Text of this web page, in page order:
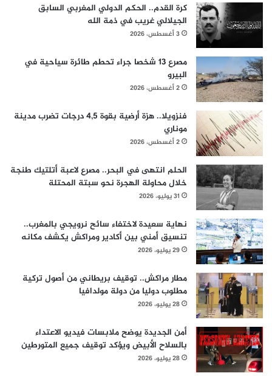
كرة القدم.. الحكم الدولي المغربي السابق
الجيلالي غريب في ذمة الله
3 أغسطس، 2026
مصرع 13 شخصا جراء تحطم طائرة سياحية في
البيرو
2 أغسطس، 2026
فنزويلا.. هزة أرضية بقوة 4,5 درجات تضرب مدينة
موناري
2 أغسطس، 2026
الحلم انتهى في البحر.. مصرع لاعبة أتلتيك طنجة
خلال محاولة الهجرة نحو سبتة المحتلة
31 يوليو، 2026
نهاية سعيدة لاختفاء سائح نرويجي بالمغرب..
تنسيق أمني بين أكادير ومراكش يكشف مكانه
29 يوليو، 2026
مطار مراكش.. توقيف بريطاني من أصول تركية
مطلوب دوليا من دولة مولدافيا
28 يوليو، 2026
أمن الجديدة يوضح ملابسات فيديو الاعتداء
بالسلاح الأبيض ويؤكد توقيف جميع المتورطين
28 يوليو، 2026